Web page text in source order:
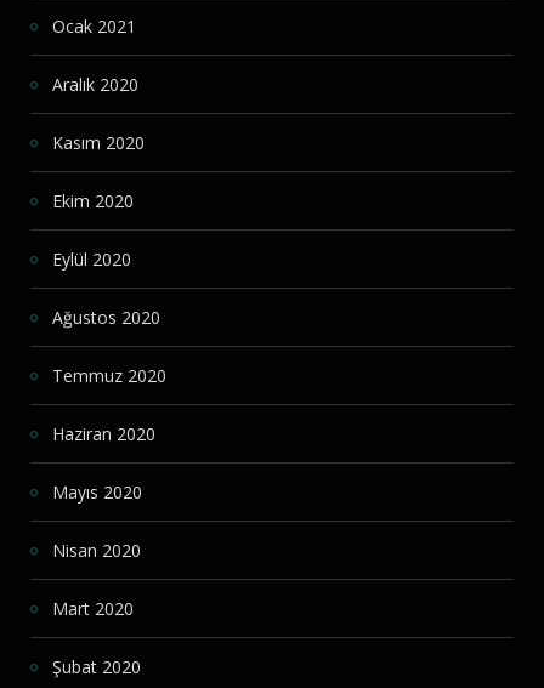
Ocak 2021
Aralık 2020
Kasım 2020
Ekim 2020
Eylül 2020
Ağustos 2020
Temmuz 2020
Haziran 2020
Mayıs 2020
Nisan 2020
Mart 2020
Şubat 2020